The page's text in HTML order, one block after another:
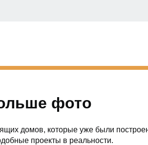
фото
домов, которые уже были
проекты в реальности.